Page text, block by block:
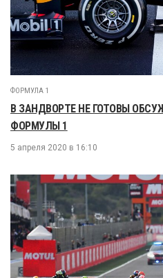
ФОРМУЛА 1
В ЗАНДВОРТЕ НЕ ГОТОВЫ
ФОРМУЛЫ 1
5 апреля 2020 в 16:10